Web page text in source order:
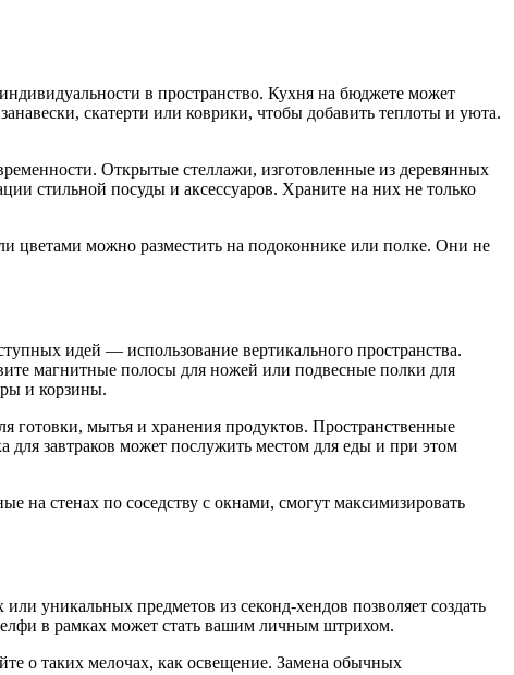
в пространство. Кухня на бюджете может
скатерти или коврики, чтобы добавить теплоты и уюта.
Открытые стеллажи, изготовленные из деревянных
стильной посуды и аксессуаров. Храните на них не только
цветами можно разместить на подоконнике или полке. Они не
идей — использование вертикального пространства.
магнитные полосы для ножей или подвесные полки для
и корзины.
готовки, мытья и хранения продуктов. Пространственные
для завтраков может послужить местом для еды и при этом
на стенах по соседству с окнами, смогут максимизировать
уникальных предметов из секонд-хендов позволяет создать
в рамках может стать вашим личным штрихом.
о таких мелочах, как освещение. Замена обычных